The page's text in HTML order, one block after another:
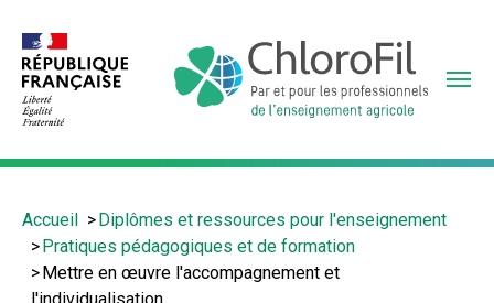
contenu
principal
Vous
êtes
Accueil
Diplômes et ressources pour l'enseignement
Pratiques pédagogiques et de formation
Mettre en œuvre l'accompagnement et